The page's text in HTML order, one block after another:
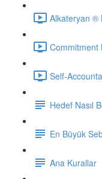
Alkateryan ®
Commitment
Self-
Hedef Nasıl
En Büyük
Ana Kurallar